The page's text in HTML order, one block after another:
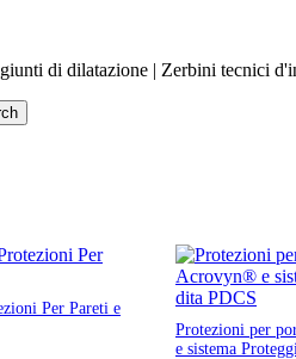
di dilatazione | Zerbini tecnici
Per Pareti e
Protezioni per
e sistema